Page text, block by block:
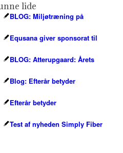
lide
BLOG: Miljøtræning på
Equsana giver sponsorat til
BLOG: Atterupgaard: Årets
Blog: Efterår betyder
Efterår betyder
Test af nyheden Simply Fiber